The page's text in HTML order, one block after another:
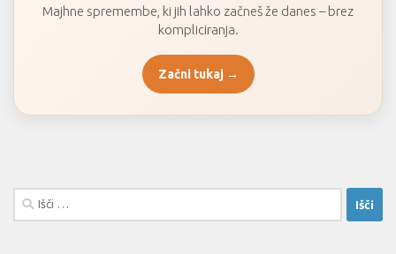
Majhne spremembe, ki jih lahko začneš že danes – brez
kompliciranja.
Začni tukaj →
Išči: